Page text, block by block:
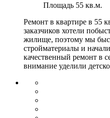
Площадь 55 кв.м.
Ремонт в квартире в 55
заказчиков хотели
жилище, поэтому мы
стройматериалы и
качественный ремонт в
внимание уделили